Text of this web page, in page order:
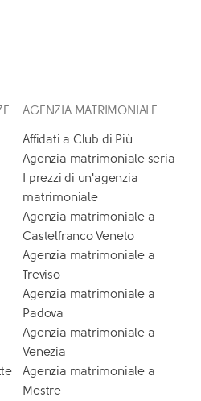
AGENZIA MATRIMONIALE
Affidati a Club di Più
Agenzia matrimoniale seria
I prezzi di un'agenzia
matrimoniale
Agenzia matrimoniale a
Castelfranco Veneto
Agenzia matrimoniale a
Treviso
Agenzia matrimoniale a
Padova
Agenzia matrimoniale a
Venezia
Agenzia matrimoniale a
Mestre